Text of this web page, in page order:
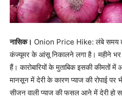
नासिक। Onion Price Hike: लंबे समय
कंज्यूमर के आंसू निकालने लगा है। महीने
हैं। कारोबारियों के मुताबिक इसकी
मानसून में देरी के कारण प्याज की रोपाई
सीजन वाली प्याज की फसल आने में देरी हो